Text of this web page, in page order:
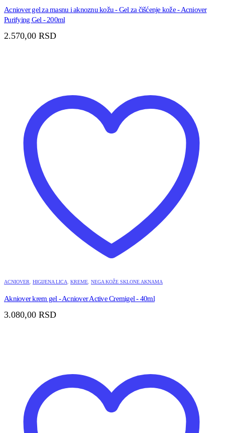
Acniover gel za masnu i aknoznu kožu - Gel za čišćenje kože - Acniover
Purifying Gel - 200ml
2.570,00 RSD
ACNIOVER HIGIJENA LICA KREME NEGA KOŽE SKLONE AKNAMA
Akniover krem gel - Acniover Active Cremigel - 40ml
3.080,00 RSD